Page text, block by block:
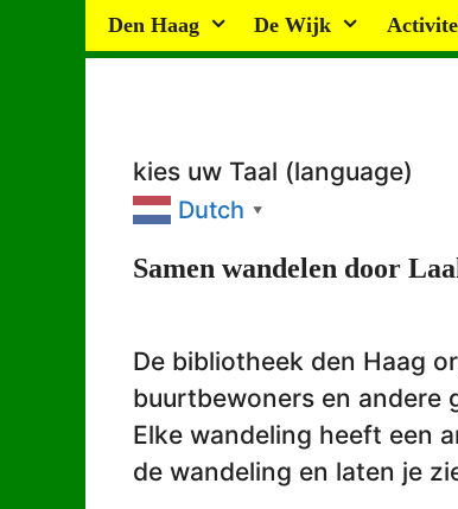
Den Haag De Wijk
kies uw Taal (language)
Dutch ▼
Samen wandelen door
De bibliotheek den Haag
buurtbewoners en andere
Elke wandeling heeft een
de wandeling en laten je